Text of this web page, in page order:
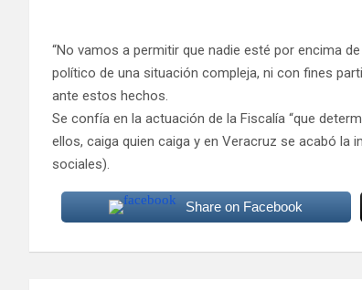
“No vamos a permitir que nadie esté por encima
político de una situación compleja, ni con fines
ante estos hechos.
Se confía en la actuación de la Fiscalía “que
ellos, caiga quien caiga y en Veracruz se acabó la
sociales).
Share on Facebook